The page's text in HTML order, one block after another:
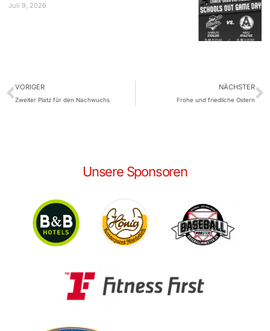
Juli 9, 2026
VORIGER
Zweiter Platz für den Nachwuchs
NÄCHSTER
Frohe und friedliche Ostern
Unsere Sponsoren